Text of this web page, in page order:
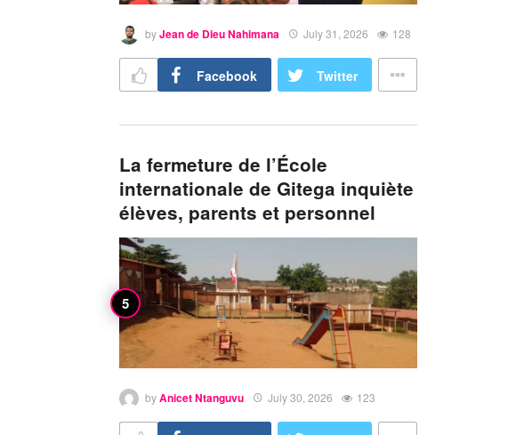
byJean de Dieu Nahimana July 31, 2026 128
Facebook Twitter
La fermeture de l’École
internationale de Gitega inquiète
élèves, parents et personnel
byAnicet Ntanguvu July 30, 2026 123